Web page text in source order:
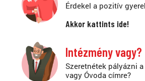
Érdekel a pozitív
Akkor kattints ide!
Intézmény vagy?
Szeretnétek pályázni
vagy Óvoda címre?